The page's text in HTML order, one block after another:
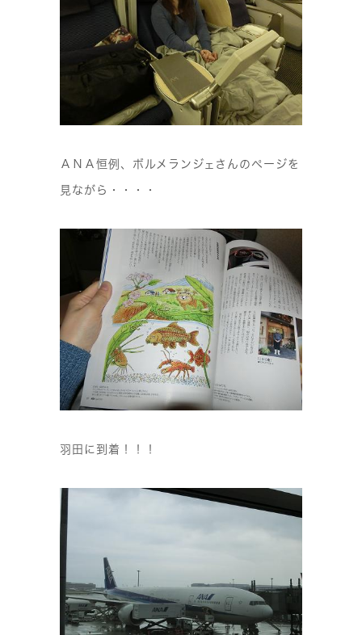
ＡＮＡ恒例、ボルメランジェさんのページを
見ながら・・・・
羽田に到着！！！